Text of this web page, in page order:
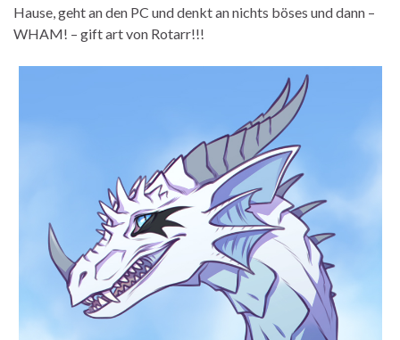
Hause, geht an den PC und denkt an nichts böses und dann –
WHAM! – gift art von Rotarr!!!